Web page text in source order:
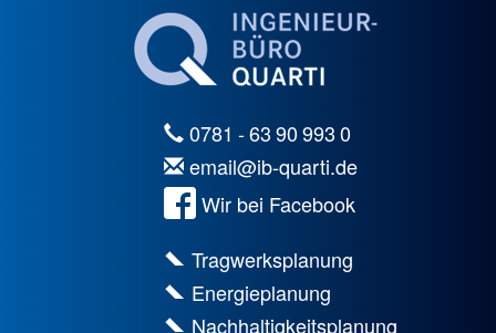
0781 - 63 90 993 0
email@ib-quarti.de
Wir bei Facebook
Tragwerksplanung
Energieplanung
Nachhaltigkeitsplanung